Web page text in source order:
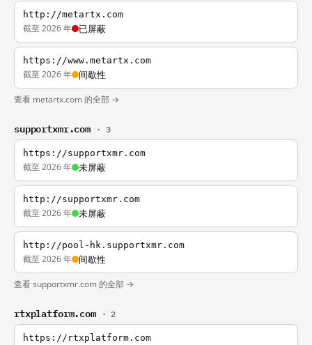
http://metartx.com
截至 2026 年 已屏蔽
https://www.metartx.com
截至 2026 年 间歇性
查看 metartx.com 的全部 →
supportxmr.com · 3
https://supportxmr.com
截至 2026 年 未屏蔽
http://supportxmr.com
截至 2026 年 未屏蔽
http://pool-hk.supportxmr.com
截至 2026 年 间歇性
查看 supportxmr.com 的全部 →
rtxplatform.com · 2
https://rtxplatform.com